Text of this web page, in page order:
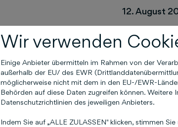
12. August
Die gute
nur die
Kunde
Wir verwenden
Einige Anbieter übermitteln im Rahmen von der
außerhalb der EU/ des EWR
möglicherweise nicht mit dem in den EU-/EWR-
Behörden auf diese Daten zugreifen können.
Datenschutzrichtlinien des jeweiligen Anbieters.
Indem Sie auf „ALLE ZULASSEN" klicken, stimmen